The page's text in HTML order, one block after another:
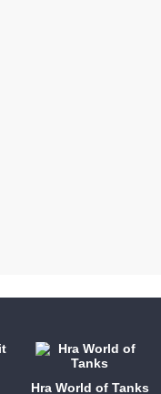
Hra World of Tanks